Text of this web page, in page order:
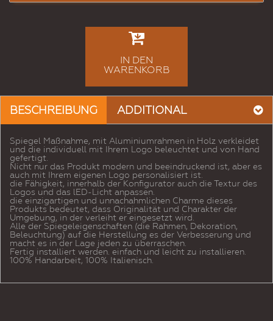
IN DEN
WARENKORB
BESCHREIBUNG ADDITIONAL
Spiegel Maßnahme, mit Aluminiumrahmen in Holz verkleidet
und die individuell mit Ihrem Logo beleuchtet und von Hand
gefertigt.
Nicht nur das Produkt modern und beeindruckend ist, aber es
auch mit Ihrem eigenen Logo personalisiert ist.
die Fähigkeit, innerhalb der Konfigurator auch die Textur des
Logos und das lED-Licht anpassen.
die einzigartigen und unnachahmlichen Charme dieses
Produkts bedeutet, dass Originalität und Charakter der
Umgebung, in der verleiht er eingesetzt wird.
Alle der Spiegeleigenschaften (die Rahmen, Dekoration,
Beleuchtung) auf die Herstellung es der Verbesserung und
macht es in der Lage jeden zu überraschen.
Fertig installiert werden. einfach und leicht zu installieren.
100% Handarbeit, 100% Italienisch.